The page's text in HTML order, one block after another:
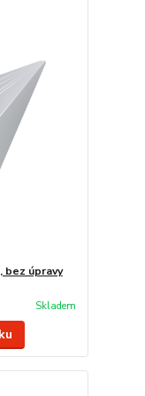
bez úpravy
Skladem